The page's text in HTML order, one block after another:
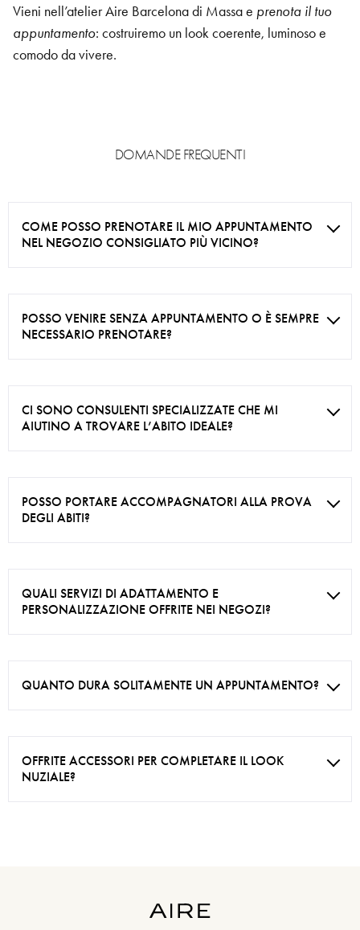
Vieni nell’atelier Aire Barcelona di Massa e prenota il tuo
appuntamento: costruiremo un look coerente, luminoso e
comodo da vivere.
DOMANDE FREQUENTI
COME POSSO PRENOTARE IL MIO APPUNTAMENTO
NEL NEGOZIO CONSIGLIATO PIÙ VICINO?
POSSO VENIRE SENZA APPUNTAMENTO O È SEMPRE
NECESSARIO PRENOTARE?
CI SONO CONSULENTI SPECIALIZZATE CHE MI
AIUTINO A TROVARE L’ABITO IDEALE?
POSSO PORTARE ACCOMPAGNATORI ALLA PROVA
DEGLI ABITI?
QUALI SERVIZI DI ADATTAMENTO E
PERSONALIZZAZIONE OFFRITE NEI NEGOZI?
QUANTO DURA SOLITAMENTE UN APPUNTAMENTO?
OFFRITE ACCESSORI PER COMPLETARE IL LOOK
NUZIALE?